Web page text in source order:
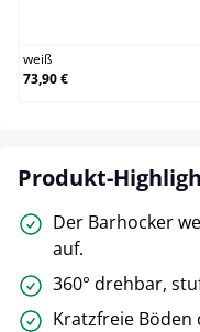
weiß
73,90 €
Produkt-
Der Barhocker
auf.
360° drehbar,
Kratzfreie